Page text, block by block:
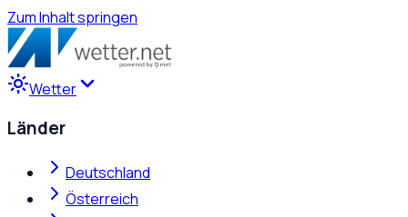
Zum Inhalt springen
Wetter
Länder
Deutschland
Österreich